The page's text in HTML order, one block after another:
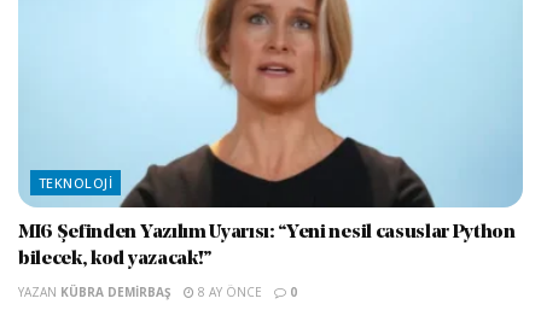
TEKNOLOJI
MI6 Şefinden Yazılım Uyarısı: “Yeni nesil casuslar Python
bilecek, kod yazacak!”
YAZAN KÜBRA DEMIRBAŞ 8 AY ÖNCE 0